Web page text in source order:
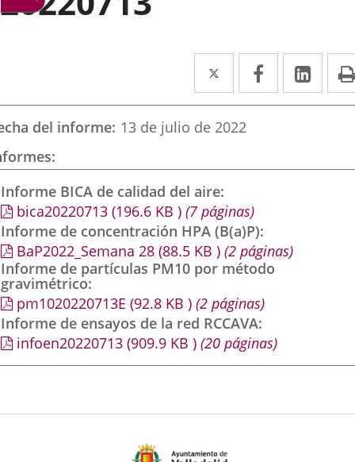
Twitter
Enlace
a
una
externa.
Facebook
Enlace
a
externa.
a
del informe 13 de julio de 2022
Informe BICA de calidad del aire
bica20220713 (196.6 KB ) (7 páginas)
Informe de concentración HPA (B(a)P)
BaP2022_Semana 28 (88.5 KB ) (2 páginas)
Informe de partículas PM10 por método
gravimétrico
pm1020220713E (92.8 KB ) (2 páginas)
Informe de ensayos de la red RCCAVA
infoen20220713 (909.9 KB ) (20 páginas)